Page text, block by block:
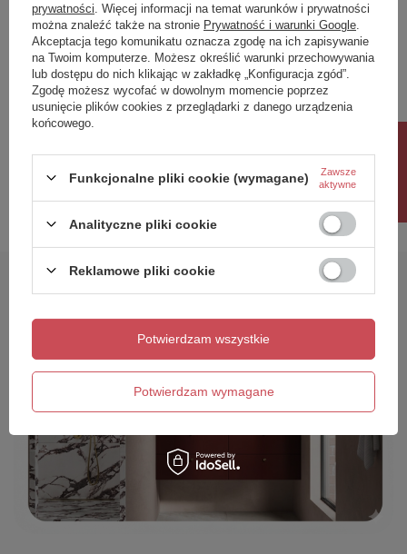
NZ4 Parawan nawannowy
NESTA GUNMETAL
BRUSHED stały U 60x140
szkło czyste 8mm Active
Shield 2.0 - wsp.
równoległy
1 451,00 zł
30 dni przed wprowadzeniem
Cena regularna:1 784,73 zł -19%
Essentials E14 LED Golf
Warm White
prywatności . Więcej informacji na temat warunków i prywatności
można znaleźć także na stronie Prywatność i warunki Google
Akceptacja tego komunikatu oznacza zgodę na ich zapisywanie
na Twoim komputerze. Możesz określić warunki przechowywania
lub dostępu do nich klikając w zakładkę „Konfiguracja zgód”.
Zgodę możesz wycofać w dowolnym momencie poprzez
usunięcie plików cookies z przeglądarki z danego urządzenia
końcowego.
Funkcjonalne pliki cookie (wymagane)
Zawsze
aktywne
Analityczne pliki cookie
Reklamowe pliki cookie
Potwierdzam wymagane
Potwierdzam wszystkie